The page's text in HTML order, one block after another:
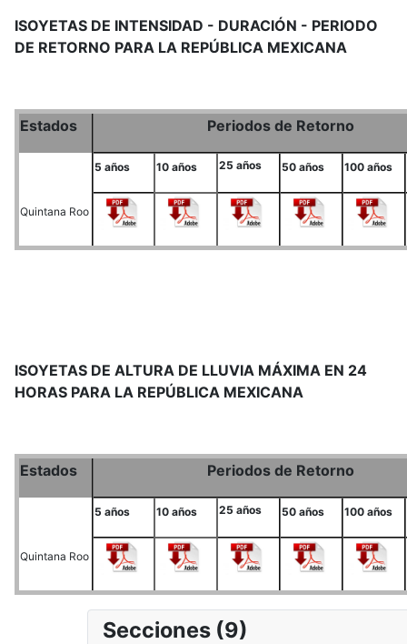
ISOYETAS DE INTENSIDAD - DURACIÓN - PERIODO
DE RETORNO PARA LA REPÚBLICA MEXICANA
Estados Periodos de Retorno
5 años 10 años 25 años 50 años 100 años
Quintana Roo
ISOYETAS DE ALTURA DE LLUVIA MÁXIMA EN 24
HORAS PARA LA REPÚBLICA MEXICANA
Estados Periodos de Retorno
5 años 10 años 25 años 50 años 100 años
Quintana Roo
Secciones (9)